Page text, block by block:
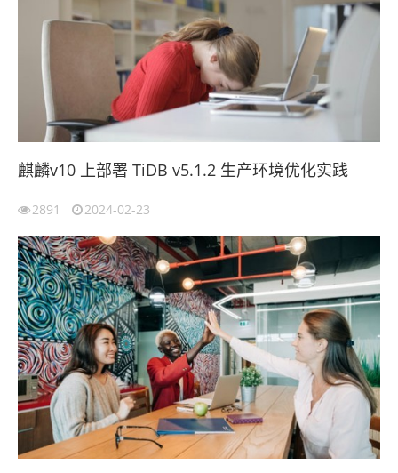
麒麟v10 上部署 TiDB v5.1.2 生产环境优化实践
2891 2024-02-23